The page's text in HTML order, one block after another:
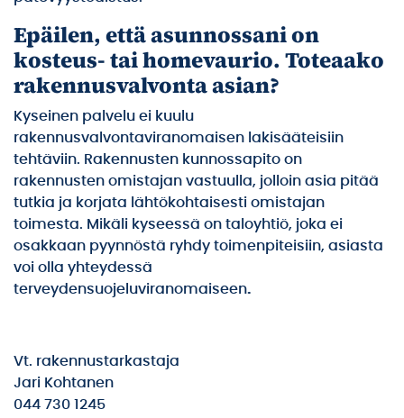
Epäilen, että asunnossani on
kosteus- tai homevaurio. Toteaako
rakennusvalvonta asian?
Kyseinen palvelu ei kuulu
rakennusvalvontaviranomaisen lakisääteisiin
tehtäviin. Rakennusten kunnossapito on
rakennusten omistajan vastuulla, jolloin asia pitää
tutkia ja korjata lähtökohtaisesti omistajan
toimesta. Mikäli kyseessä on taloyhtiö, joka ei
osakkaan pyynnöstä ryhdy toimenpiteisiin, asiasta
voi olla yhteydessä
terveydensuojeluviranomaiseen.
Vt. rakennustarkastaja
Jari Kohtanen
044 730 1245